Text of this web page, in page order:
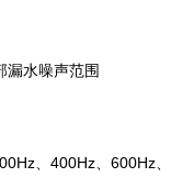
水噪声范围
、400Hz、600Hz、